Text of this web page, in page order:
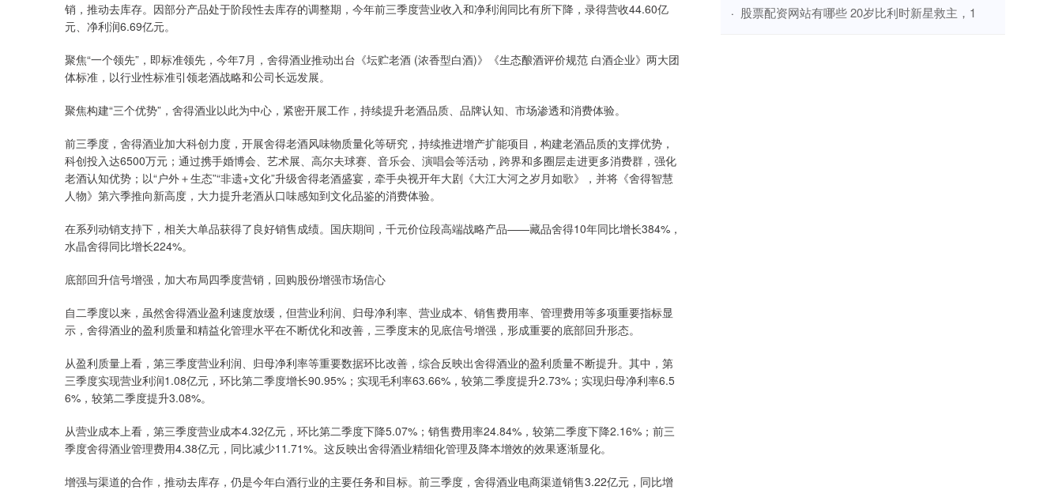
销，推动去库存。因部分产品处于阶段性去库存的调整期，今年前三季度营业收入和净利润同比有所下降，录得营收44.60亿
元、净利润6.69亿元。
聚焦“一个领先”，即标准领先，今年7月，舍得酒业推动出台《坛贮老酒 (浓香型白酒)》《生态酿酒评价规范 白酒企业》两大团
体标准，以行业性标准引领老酒战略和公司长远发展。
聚焦构建“三个优势”，舍得酒业以此为中心，紧密开展工作，持续提升老酒品质、品牌认知、市场渗透和消费体验。
前三季度，舍得酒业加大科创力度，开展舍得老酒风味物质量化等研究，持续推进增产扩能项目，构建老酒品质的支撑优势，
科创投入达6500万元；通过携手婚博会、艺术展、高尔夫球赛、音乐会、演唱会等活动，跨界和多圈层走进更多消费群，强化
老酒认知优势；以“户外＋生态”“非遗+文化”升级舍得老酒盛宴，牵手央视开年大剧《大江大河之岁月如歌》，并将《舍得智慧
人物》第六季推向新高度，大力提升老酒从口味感知到文化品鉴的消费体验。
在系列动销支持下，相关大单品获得了良好销售成绩。国庆期间，千元价位段高端战略产品——藏品舍得10年同比增长384%，
水晶舍得同比增长224%。
底部回升信号增强，加大布局四季度营销，回购股份增强市场信心
自二季度以来，虽然舍得酒业盈利速度放缓，但营业利润、归母净利率、营业成本、销售费用率、管理费用等多项重要指标显
示，舍得酒业的盈利质量和精益化管理水平在不断优化和改善，三季度末的见底信号增强，形成重要的底部回升形态。
从盈利质量上看，第三季度营业利润、归母净利率等重要数据环比改善，综合反映出舍得酒业的盈利质量不断提升。其中，第
三季度实现营业利润1.08亿元，环比第二季度增长90.95%；实现毛利率63.66%，较第二季度提升2.73%；实现归母净利率6.5
6%，较第二季度提升3.08%。
从营业成本上看，第三季度营业成本4.32亿元，环比第二季度下降5.07%；销售费用率24.84%，较第二季度下降2.16%；前三
季度舍得酒业管理费用4.38亿元，同比减少11.71%。这反映出舍得酒业精细化管理及降本增效的效果逐渐显化。
增强与渠道的合作，推动去库存，仍是今年白酒行业的主要任务和目标。前三季度，舍得酒业电商渠道销售3.22亿元，同比增
· ​股票配资网站有哪些 20岁比利时新星救主，1